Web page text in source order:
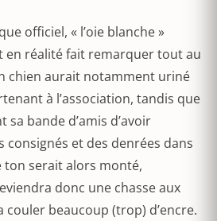
officiel, « l’oie blanche »
en réalité fait remarquer tout au
chien aurait notamment uriné
à l’association, tandis que
bande d’amis d’avoir
consignés et des denrées dans
ton serait alors monté,
donc une chasse aux
beaucoup (trop) d’encre.